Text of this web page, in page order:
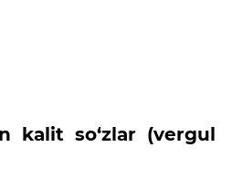
kalit so‘zlar (vergul